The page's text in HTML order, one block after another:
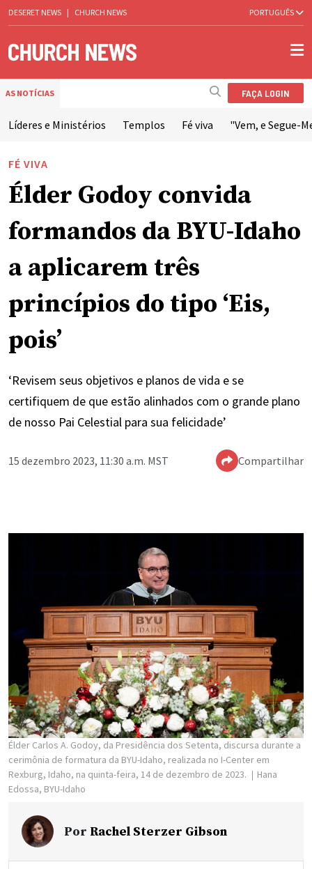
DESERET NEWS | CHURCH NEWS PORTUGUÊS
AS NOTÍCIAS FAÇA LOGIN
Líderes e Ministérios Templos Fé viva "Vem, e Segue-
FÉ VIVA
Élder Godoy convida
formandos da BYU-Idaho
a aplicarem três
princípios do tipo ‘Eis,
pois’
‘Revisem seus objetivos e planos de vida e se
certifiquem de que estão alinhados com o grande plano
de nosso Pai Celestial para sua felicidade’
15 dezembro 2023, 11:30 a.m. MST Compartilhar
Élder Carlos A. Godoy, da Presidência dos Setenta, discursa durante a
cerimônia de formatura da BYU-Idaho, realizada no I-Center em
Rexburg, Idaho, na quinta-feira, 14 de dezembro de 2023.
Hana
Edossa, BYU-Idaho
Por Rachel Sterzer Gibson